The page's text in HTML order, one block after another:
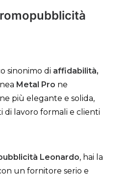
sinonimo di affidabilità,
Metal Pro ne
più elegante e solida,
lavoro formali e clienti
Leonardo, hai la
un fornitore serio e